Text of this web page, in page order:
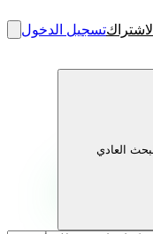
تسجيل الدخول
العادي